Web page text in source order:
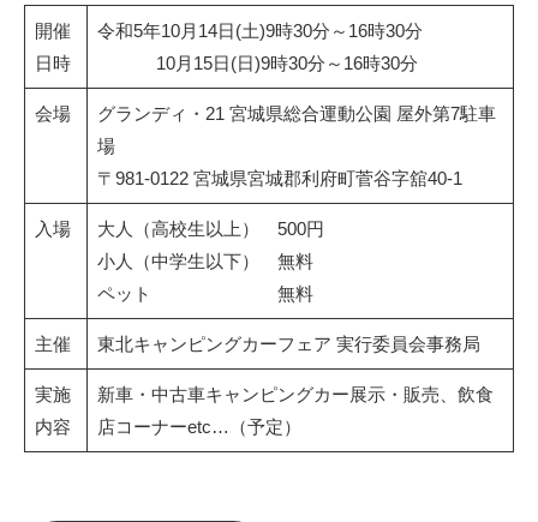
開催
日時
令和5年10月14日(土)9時30分～16時30分
10月15日(日)9時30分～16時30分
会場
グランディ・21 宮城県総合運動公園 屋外第7駐車
場
〒981-0122 宮城県宮城郡利府町菅谷字舘40-1
入場
大人（高校生以上） 500円
小人（中学生以下） 無料
ペット 無料
主催 東北キャンピングカーフェア 実行委員会事務局
実施
内容
新車・中古車キャンピングカー展示・販売、飲食
店コーナーetc…（予定）